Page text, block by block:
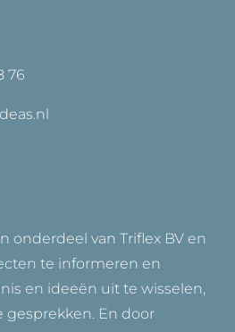
76
onderdeel van Triflex BV en
te informeren en
en ideeën uit te wisselen,
gesprekken. En door